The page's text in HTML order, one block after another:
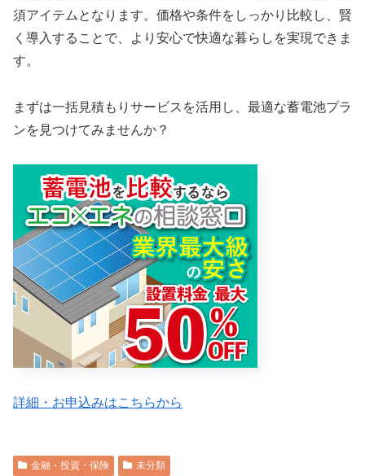
須アイテムとなります。価格や条件をしっかり比較し、賢
く導入することで、より安心で快適な暮らしを実現できま
す。
まずは一括見積もりサービスを活用し、最適な蓄電池プラ
ンを見つけてみませんか？
詳細・お申込みはこちらから
金融・投資・保険 未分類